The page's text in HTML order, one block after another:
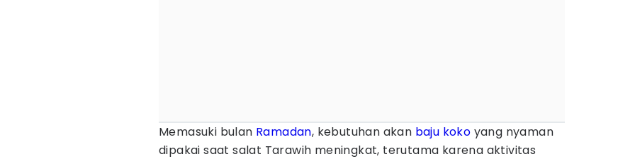
Memasuki bulan Ramadan, kebutuhan akan baju koko yang nyaman
dipakai saat salat Tarawih meningkat, terutama karena aktivitas